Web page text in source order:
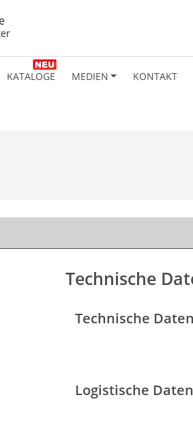
KATALOGE MEDIEN KONTAKT
Technische
Technische Daten
Logistische Daten